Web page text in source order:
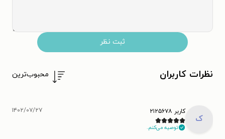
ثبت نظر
نظرات کاربران محبوب‌ترین
ک
کاربر ۲۱۲۵۶۷۸
توصیه می‌کنم.
۱۴۰۲/۰۷/۲۷